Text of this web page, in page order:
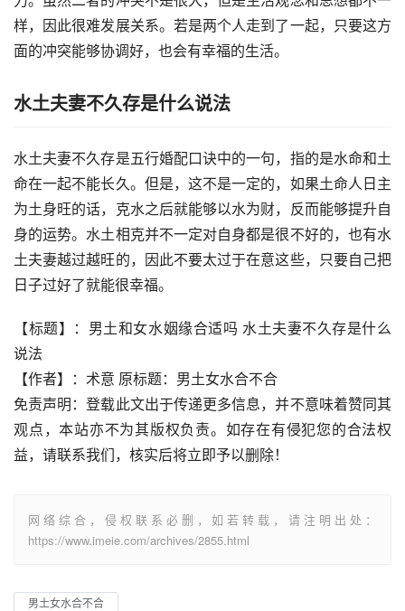
样，因此很难发展关系。若是两个人走到了一起，只要这方
面的冲突能够协调好，也会有幸福的生活。
水土夫妻不久存是什么说法
水土夫妻不久存是五行婚配口诀中的一句，指的是水命和土
命在一起不能长久。但是，这不是一定的，如果土命人日主
为土身旺的话，克水之后就能够以水为财，反而能够提升自
身的运势。水土相克并不一定对自身都是很不好的，也有水
土夫妻越过越旺的，因此不要太过于在意这些，只要自己把
日子过好了就能很幸福。
【标题】：男土和女水姻缘合适吗 水土夫妻不久存是什么
说法
【作者】：术意 原标题：男土女水合不合
免责声明：登载此文出于传递更多信息，并不意味着赞同其
观点，本站亦不为其版权负责。如存在有侵犯您的合法权
益，请联系我们，核实后将立即予以删除！
网络综合，侵权联系必删，如若转载，请注明出处：
https://www.imeie.com/archives/2855.html
男土女水合不合